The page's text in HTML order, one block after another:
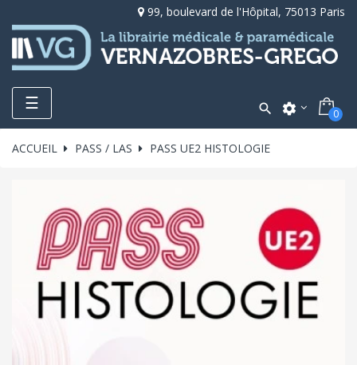
99, boulevard de l'Hôpital, 75013 Paris
Toggle
navigation
☰  settings 0
ACCUEIL PASS / LAS PASS UE2 HISTOLOGIE